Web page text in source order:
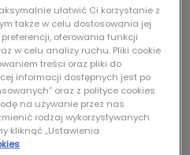
ułatwić Ci korzystanie z
także w celu dostosowania jej
oferowania funkcji
w celu analizy ruchu. Pliki cookie
treści oraz pliki do
informacji dostępnych jest po
oraz z polityce cookies.
na używanie przez nas
rodzaj wykorzystywanych
kliknąć „Ustawienia